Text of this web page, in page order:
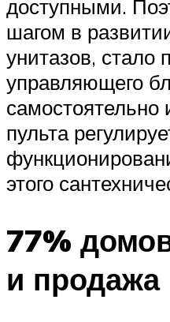
доступными.
шагом в
унитазов, стало
управляющего
самостоятельно
пульта
этого
77%
и продажа